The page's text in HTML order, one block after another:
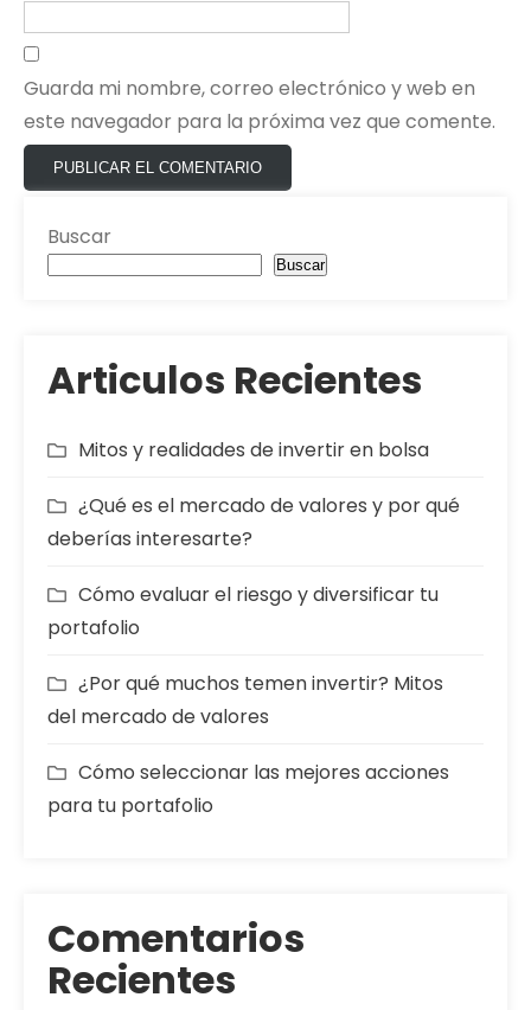
Guarda mi nombre, correo electrónico y web en
este navegador para la próxima vez que comente.
Buscar
Buscar
Articulos Recientes
Mitos y realidades de invertir en bolsa
¿Qué es el mercado de valores y por qué
deberías interesarte?
Cómo evaluar el riesgo y diversificar tu
portafolio
¿Por qué muchos temen invertir? Mitos
del mercado de valores
Cómo seleccionar las mejores acciones
para tu portafolio
Comentarios
Recientes